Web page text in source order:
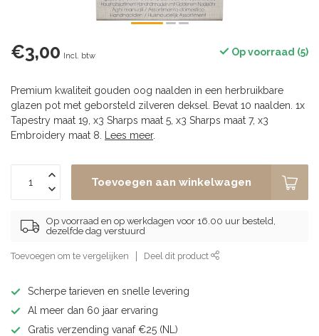
€3,00 Incl. btw Op voorraad (5)
Premium kwaliteit gouden oog naalden in een herbruikbare
glazen pot met geborsteld zilveren deksel. Bevat 10 naalden. 1x
Tapestry maat 19, x3 Sharps maat 5, x3 Sharps maat 7, x3
Embroidery maat 8.
Lees meer.
Toevoegen aan winkelwagen
Op voorraad en op werkdagen voor 16.00 uur besteld,
dezelfde dag verstuurd
Toevoegen om te vergelijken Deel dit product
Scherpe tarieven en snelle levering
Al meer dan 60 jaar ervaring
Gratis verzending vanaf €25 (NL)